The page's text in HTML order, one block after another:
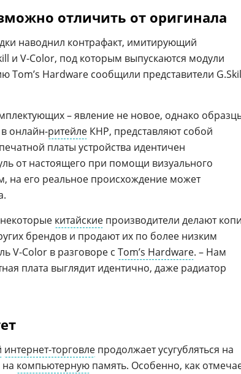
отличить от оригинала
наводнил контрафакт, имитирующий
и V-Color, под которым выпускаются модули
Tom’s Hardware сообщили представители
– явление не новое, однако
онлайн-ритейле КНР, представляют собой
платы устройства идентичен
от настоящего при помощи визуального
на его реальное происхождение может
китайские производители делают
брендов и продают их по более низким
V-Color в разговоре с Tom’s Hardware. – Нам
плата выглядит идентично, даже радиатор
интернет-торговле продолжает усугубляться на
компьютерную память. Особенно, как